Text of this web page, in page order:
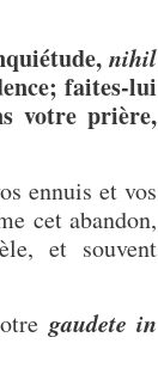
nihil
faites-lui
votre prière,
ennuis et vos
cet abandon,
et souvent
gaudete in